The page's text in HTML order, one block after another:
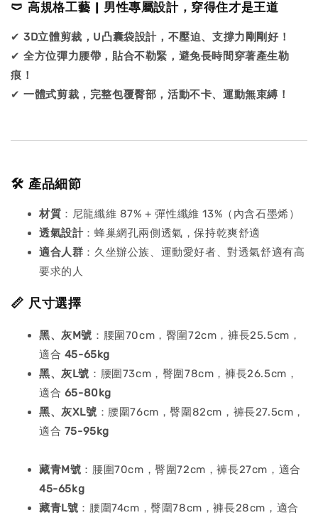
🩲 高規格工藝 | 男性專屬設計，穿得住才是王道
✔3D立體剪裁，U凸囊袋設計，不壓迫、支撐力剛剛好！
✔全方位彈力腰帶，貼合不勒緊，避免長時間穿著產生勒
痕！
✔一體式剪裁，完整包覆臀部，活動不卡、運動無束縛！
🛠️ 產品細節
材質 ：尼龍纖維 87% + 彈性纖維 13%（內含石墨烯）
透氣設計：蜂巢網孔兩側透氣，保持乾爽舒適
適合人群 ：久坐辦公族、運動愛好者、對透氣舒適有高
要求的人
📏 尺寸選擇
黑、灰M號 ：腰圍70cm，臀圍72cm，褲長25.5cm，
適合 45-65kg
黑、灰L號 ：腰圍73cm，臀圍78cm，褲長26.5cm，
適合 65-80kg
黑、灰XL號 ：腰圍76cm，臀圍82cm，褲長27.5cm，
適合 75-95kg
藏青M號 ：腰圍70cm，臀圍72cm，褲長27cm，適合
45-65kg
藏青L號 ：腰圍74cm，臀圍78cm，褲長28cm，適合